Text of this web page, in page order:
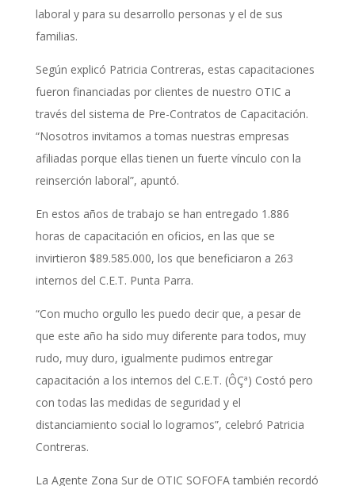
laboral y para su desarrollo personas y el de sus
familias.
Según explicó Patricia Contreras, estas capacitaciones
fueron financiadas por clientes de nuestro OTIC a
través del sistema de Pre-Contratos de Capacitación.
“Nosotros invitamos a tomas nuestras empresas
afiliadas porque ellas tienen un fuerte vínculo con la
reinserción laboral”, apuntó.
En estos años de trabajo se han entregado 1.886
horas de capacitación en oficios, en las que se
invirtieron $89.585.000, los que beneficiaron a 263
internos del C.E.T. Punta Parra.
“Con mucho orgullo les puedo decir que, a pesar de
que este año ha sido muy diferente para todos, muy
rudo, muy duro, igualmente pudimos entregar
capacitación a los internos del C.E.T. (ÔÇª) Costó pero
con todas las medidas de seguridad y el
distanciamiento social lo logramos”, celebró Patricia
Contreras.
La Agente Zona Sur de OTIC SOFOFA también recordó